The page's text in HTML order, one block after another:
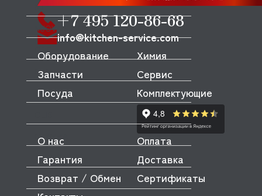
NTF
NUOVA SIMONELLI
ODE
OEM
OLAB
OLYMPIA
OMNIWASH
ORVED
+7 495 120-86-68
info@kitchen-service.com
Оборудование
Запчасти
Посуда
Химия
Сервис
Комплектующие
О нас
Оплата
Гарантия
Доставка
Возврат / Обмен
Сертификаты